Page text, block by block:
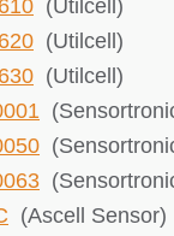
(Utilcell)
(Utilcell)
(Utilcell)
(Ascell Sensor)